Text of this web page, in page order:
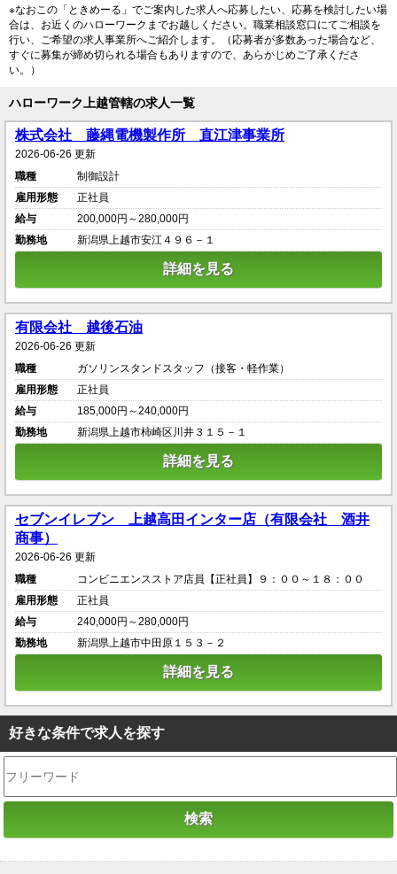
※なおこの「ときめーる」でご案内した求人へ応募したい、応募を検討したい場
合は、お近くのハローワークまでお越しください。職業相談窓口にてご相談を
行い、ご希望の求人事業所へご紹介します。（応募者が多数あった場合など、
すぐに募集が締め切られる場合もありますので、あらかじめご了承くださ
い。）
ハローワーク上越管轄の求人一覧
株式会社 藤縄電機製作所 直江津事業所
2026-06-26 更新
職種
制御設計
雇用形態
正社員
給与
200,000円～280,000円
勤務地
新潟県上越市安江４９６－１
詳細を見る
有限会社 越後石油
2026-06-26 更新
職種
ガソリンスタンドスタッフ（接客・軽作業）
雇用形態
正社員
給与
185,000円～240,000円
勤務地
新潟県上越市柿崎区川井３１５－１
詳細を見る
セブンイレブン 上越高田インター店（有限会社 酒井
商事）
2026-06-26 更新
職種
コンビニエンスストア店員【正社員】９：００～１８：００
雇用形態
正社員
給与
240,000円～280,000円
勤務地
新潟県上越市中田原１５３－２
詳細を見る
好きな条件で求人を探す